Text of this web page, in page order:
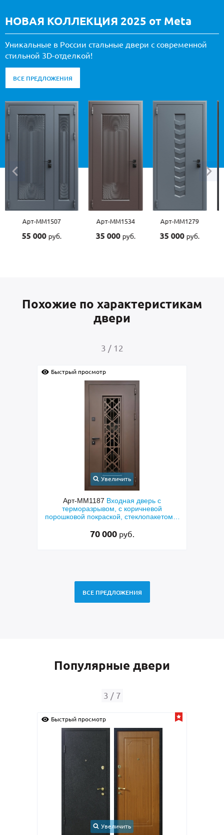
НОВАЯ КОЛЛЕКЦИЯ 2025 от Meta
Уникальные в России стальные двери с современной
стильной 3D-отделкой!
ВСЕ ПРЕДЛОЖЕНИЯ
Арт-ММ1507
55 000 руб.
Арт-ММ1534
35 000 руб.
Арт-ММ1279
35 000 руб.
Похожие по характеристикам
двери
3 / 12
Быстрый просмотр
Увеличить
Арт-ММ1187 Входная дверь с
терморазрывом, с коричневой
порошковой покраской, стеклопакетом и
70 000 руб.
ВСЕ ПРЕДЛОЖЕНИЯ
Популярные двери
3 / 7
Быстрый просмотр
Увеличить